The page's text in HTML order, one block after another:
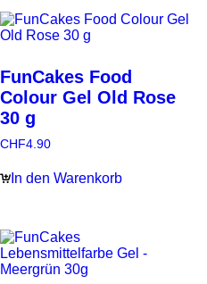
FunCakes Food
Colour Gel Old Rose
30 g
CHF4.90
In den Warenkorb